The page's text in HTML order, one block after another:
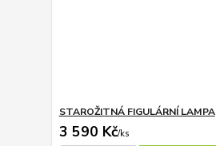
STAROŽITNÁ FIGULÁRNÍ LAMPA
3 590 Kč/ks